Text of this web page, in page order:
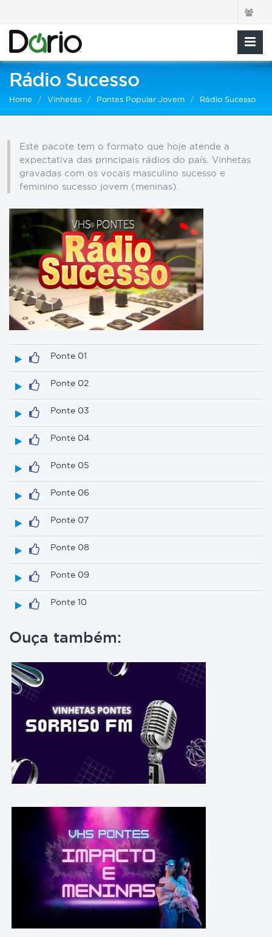
Rádio Sucesso
Home Vinhetas Pontes Popular Jovem Rádio Sucesso
Este pacote tem o formato que hoje atende a
expectativa das principais rádios do país. Vinhetas
gravadas com os vocais masculino sucesso e
feminino sucesso jovem (meninas).
Ponte 01
Ponte 02
Ponte 03
Ponte 04
Ponte 05
Ponte 06
Ponte 07
Ponte 08
Ponte 09
Ponte 10
Ouça também: